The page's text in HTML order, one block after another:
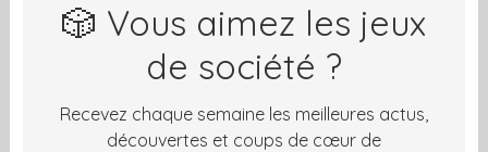
🎲 Vous aimez les jeux
de société ?
Recevez chaque semaine les meilleures actus,
découvertes et coups de cœur de